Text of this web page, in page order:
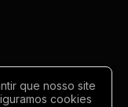
que nosso site
cookies